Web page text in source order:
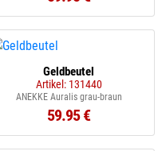
Geldbeutel
Artikel: 131440
ANEKKE Auralis grau-braun
59.95 €